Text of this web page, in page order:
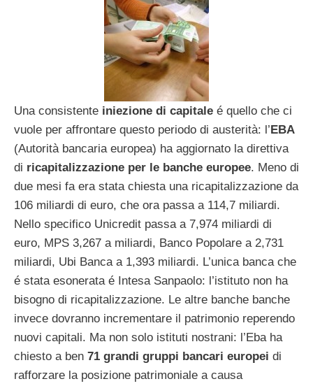
Una consistente iniezione di capitale é quello che ci
vuole per affrontare questo periodo di austerità: l’EBA
(Autorità bancaria europea) ha aggiornato la direttiva
di ricapitalizzazione per le banche europee. Meno di
due mesi fa era stata chiesta una ricapitalizzazione da
106 miliardi di euro, che ora passa a 114,7 miliardi.
Nello specifico Unicredit passa a 7,974 miliardi di
euro, MPS 3,267 a miliardi, Banco Popolare a 2,731
miliardi, Ubi Banca a 1,393 miliardi. L’unica banca che
é stata esonerata é Intesa Sanpaolo: l’istituto non ha
bisogno di ricapitalizzazione. Le altre banche banche
invece dovranno incrementare il patrimonio reperendo
nuovi capitali. Ma non solo istituti nostrani: l’Eba ha
chiesto a ben 71 grandi gruppi bancari europei di
rafforzare la posizione patrimoniale a causa